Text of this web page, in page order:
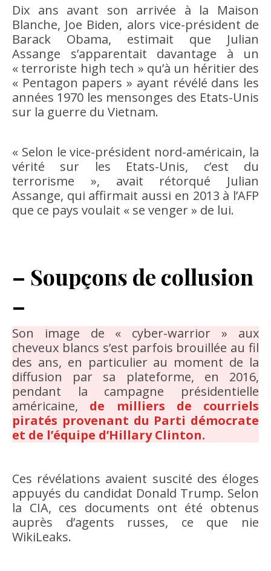
Dix ans avant son arrivée à la Maison
Blanche, Joe Biden, alors vice-président de
Barack Obama, estimait que Julian
Assange s’apparentait davantage à un
« terroriste high tech » qu’à un héritier des
« Pentagon papers » ayant révélé dans les
années 1970 les mensonges des Etats-Unis
sur la guerre du Vietnam.
« Selon le vice-président nord-américain, la
vérité sur les Etats-Unis, c’est du
terrorisme », avait rétorqué Julian
Assange, qui affirmait aussi en 2013 à l’AFP
que ce pays voulait « se venger » de lui.
– Soupçons de collusion
–
Son image de « cyber-warrior » aux
cheveux blancs s’est parfois brouillée au fil
des ans, en particulier au moment de la
diffusion par sa plateforme, en 2016,
pendant la campagne présidentielle
américaine, de milliers de courriels
piratés provenant du Parti démocrate
et de l’équipe d’Hillary Clinton.
Ces révélations avaient suscité des éloges
appuyés du candidat Donald Trump. Selon
la CIA, ces documents ont été obtenus
auprès d’agents russes, ce que nie
WikiLeaks.